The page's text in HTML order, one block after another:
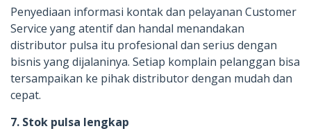
Penyediaan informasi kontak dan pelayanan Customer
Service yang atentif dan handal menandakan
distributor pulsa itu profesional dan serius dengan
bisnis yang dijalaninya. Setiap komplain pelanggan bisa
tersampaikan ke pihak distributor dengan mudah dan
cepat.
7. Stok pulsa lengkap